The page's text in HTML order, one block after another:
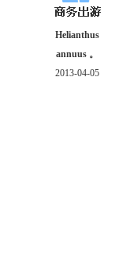
Helianthus
annuus 。
2013-04-05